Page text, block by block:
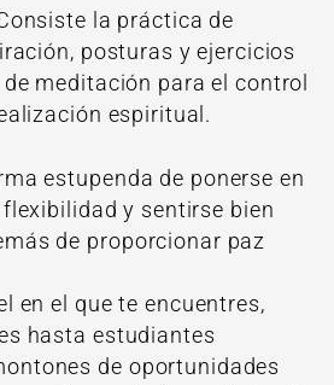
la práctica de
posturas y ejercicios
meditación para el control
espiritual.
estupenda de ponerse en
y sentirse bien
de proporcionar paz
en el que te encuentres,
hasta estudiantes
de oportunidades